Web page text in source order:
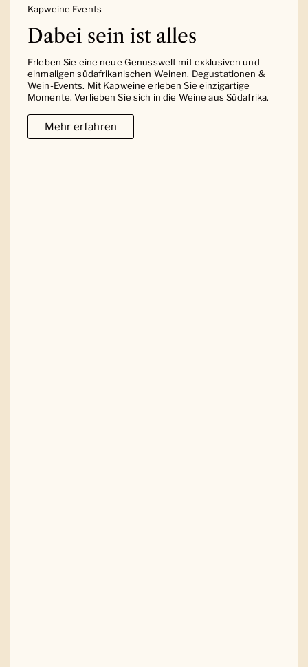
Kapweine Events
Dabei sein ist alles
Erleben Sie eine neue Genusswelt mit exklusiven und
einmaligen südafrikanischen Weinen. Degustationen &
Wein-Events. Mit Kapweine erleben Sie einzigartige
Momente. Verlieben Sie sich in die Weine aus Südafrika.
Mehr erfahren